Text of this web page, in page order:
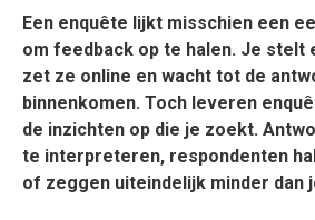
Een enquête lijkt misschien een
om feedback op te halen. Je stelt
zet ze online en wacht tot de
binnenkomen. Toch leveren
de inzichten op die je zoekt.
te interpreteren, respondenten
of zeggen uiteindelijk minder dan